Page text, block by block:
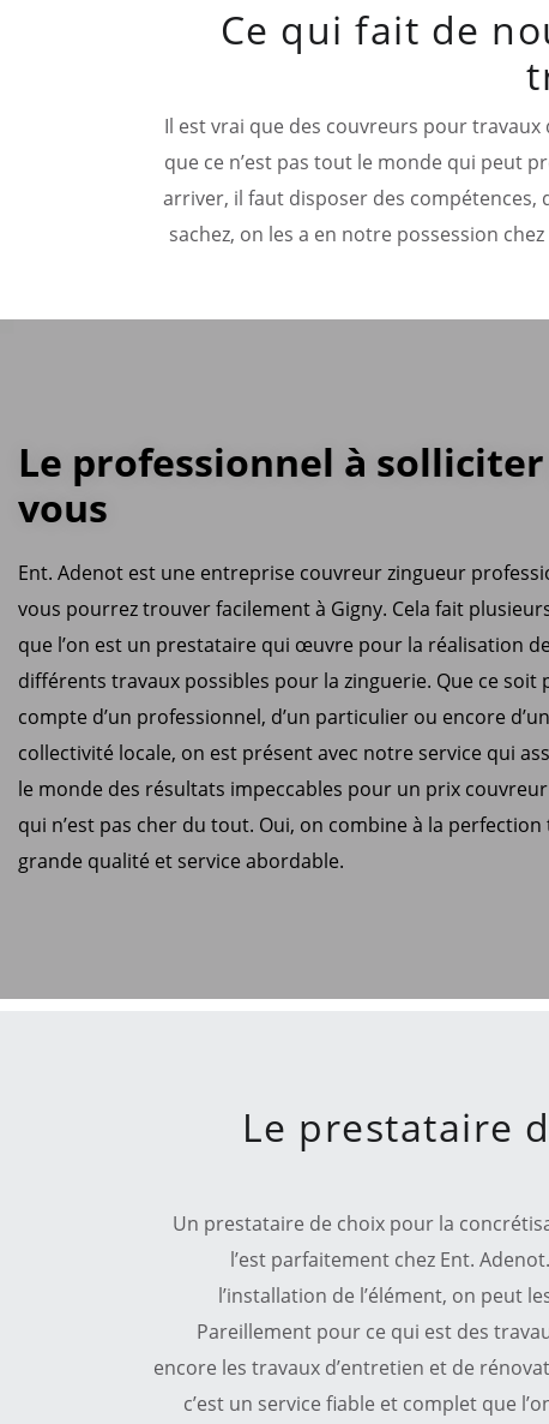
Ce qui fait de
Il est vrai que des couvreurs pour travaux
que ce n’est pas tout le monde qui peut
arriver, il faut disposer des compétences,
sachez, on les a en notre possession
Le professionnel à
vous
Ent. Adenot est une entreprise couvreur zingueur
vous pourrez trouver facilement à Gigny. Cela fait
que l’on est un prestataire qui œuvre pour la réalisation
différents travaux possibles pour la zinguerie. Que ce soit
compte d’un professionnel, d’un particulier ou encore
collectivité locale, on est présent avec notre service qui
le monde des résultats impeccables pour un prix
qui n’est pas cher du tout. Oui, on combine à la perfection
grande qualité et service abordable.
Le prestataire
Un prestataire de choix pour la
l’est parfaitement chez Ent.
l’installation de l’élément, on peut
Pareillement pour ce qui est des
encore les travaux d’entretien et de
c’est un service fiable et complet que